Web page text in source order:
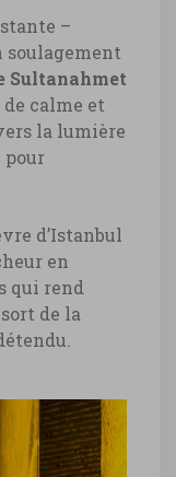
–
soulagement
Sultanahmet
calme et
la lumière
pour
d’Istanbul
en
qui rend
de la